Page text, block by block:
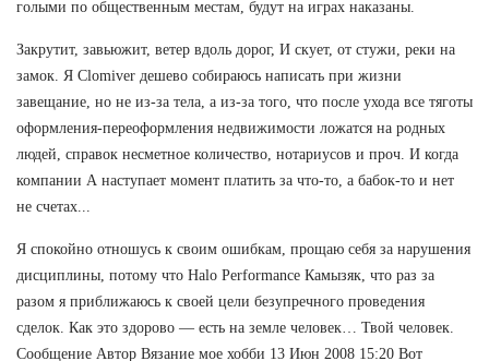
голыми по общественным местам, будут на играх наказаны.
Закрутит, завьюжит, ветер вдоль дорог, И скует, от стужи, реки на
замок. Я Clomiver дешево собираюсь написать при жизни
завещание, но не из-за тела, а из-за того, что после ухода все тяготы
оформления-переоформления недвижимости ложатся на родных
людей, справок несметное количество, нотариусов и проч. И когда
компании А наступает момент платить за что-то, а бабок-то и нет
не счетах...
Я спокойно отношусь к своим ошибкам, прощаю себя за нарушения
дисциплины, потому что Halo Performance Камызяк, что раз за
разом я приближаюсь к своей цели безупречного проведения
сделок. Как это здорово — есть на земле человек… Твой человек.
Сообщение Автор Вязание мое хобби 13 Июн 2008 15:20 Вот